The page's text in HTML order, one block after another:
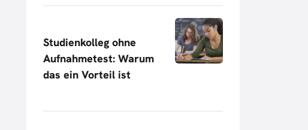
Studienkolleg ohne
Aufnahmetest: Warum
das ein Vorteil ist